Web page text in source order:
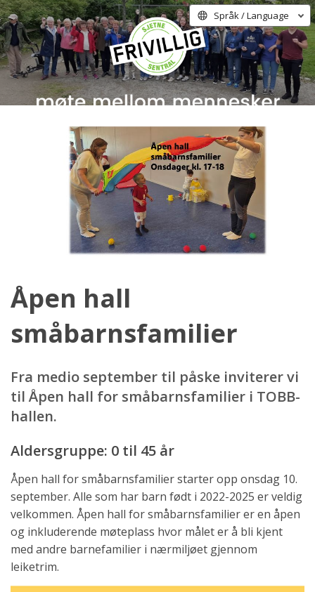
Språk / Language
Åpen hall
småbarnsfamilier
Fra medio september til påske inviterer vi
til Åpen hall for småbarnsfamilier i TOBB-
hallen.
Aldersgruppe: 0 til 45 år
Åpen hall for småbarnsfamilier starter opp onsdag 10.
september. Alle som har barn født i 2022-2025 er veldig
velkommen. Åpen hall for småbarnsfamilier er en åpen
og inkluderende møteplass hvor målet er å bli kjent
med andre barnefamilier i nærmiljøet gjennom
leiketrim.